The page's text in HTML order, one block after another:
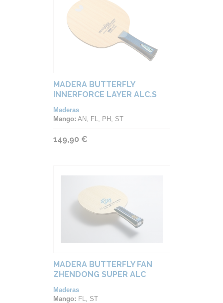
MADERA BUTTERFLY
INNERFORCE LAYER ALC.S
Maderas
Mango: AN, FL, PH, ST
149,90 €
MADERA BUTTERFLY FAN
ZHENDONG SUPER ALC
Maderas
Mango: FL, ST